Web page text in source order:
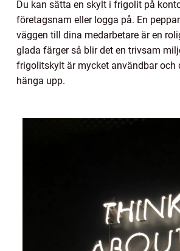
Du kan sätta en skylt i frigolit på
företagsnam eller logga på. En
väggen till dina medarbetare är en
glada färger så blir det en trivsam
frigolitskylt är mycket användbar och
hänga upp.